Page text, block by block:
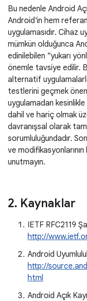
Bu nedenle Android
Android'in hem
uygulamasıdır. Cihaz
mümkün olduğunca
edinilebilen "yukarı
önemle tavsiye edilir.
alternatif
testlerini geçmek
uygulamadan kesinlikle
dahil ve hariç olmak
davranışsal olarak tam
sorumluluğundadır.
ve modifikasyonlarının
unutmayın.
2. Kaynaklar
IETF RFC2119
http://
Android
http://
html
Android Açık